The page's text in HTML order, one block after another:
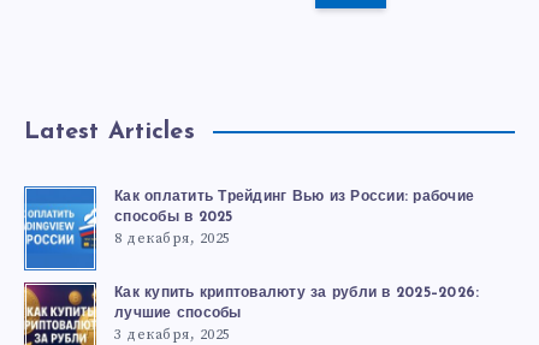
Latest Articles
Как оплатить Трейдинг Вью из России: рабочие
способы в 2025
8 декабря, 2025
Как купить криптовалюту за рубли в 2025–2026:
лучшие способы
3 декабря, 2025